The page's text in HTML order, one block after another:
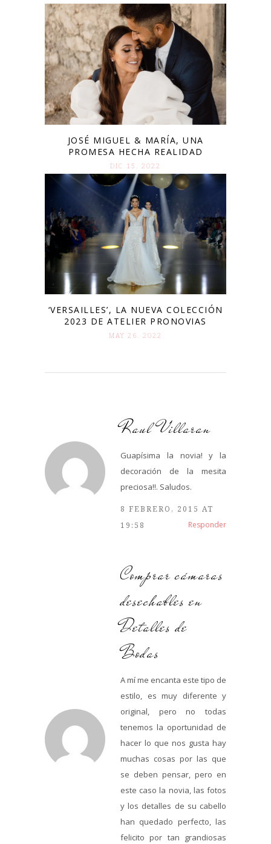
JOSÉ MIGUEL & MARÍA, UNA
PROMESA HECHA REALIDAD
DIC 15. 2022
‘VERSAILLES’, LA NUEVA COLECCIÓN
2023 DE ATELIER PRONOVIAS
MAY 26. 2022
Raul Villaran
Guapísima la novia! y la
decoración de la mesita
preciosa!!. Saludos.
8 FEBRERO, 2015 AT
19:58
Responder
Comprar cámaras
desechables en
Detalles de
Bodas
A mí me encanta este tipo de
estilo, es muy diferente y
original, pero no todas
tenemos la oportunidad de
hacer lo que nos gusta hay
muchas cosas por las que
se deben pensar, pero en
este caso la novia, las fotos
y los detalles de su cabello
han quedado perfecto, las
felicito por tan grandiosas